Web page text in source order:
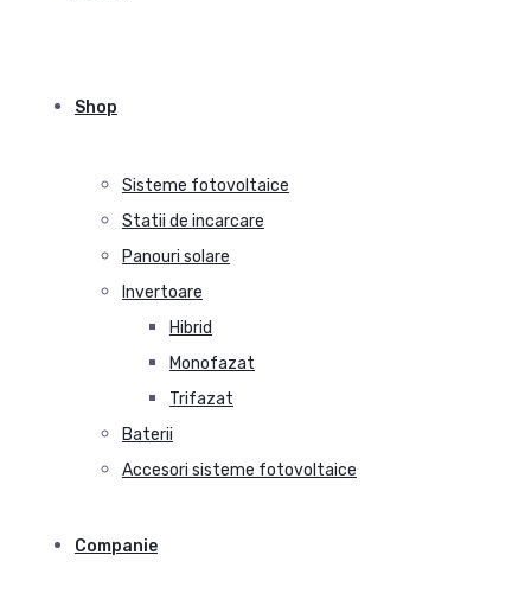
Shop
Sisteme fotovoltaice
Statii de incarcare
Panouri solare
Invertoare
Hibrid
Monofazat
Trifazat
Baterii
Accesori sisteme fotovoltaice
Companie